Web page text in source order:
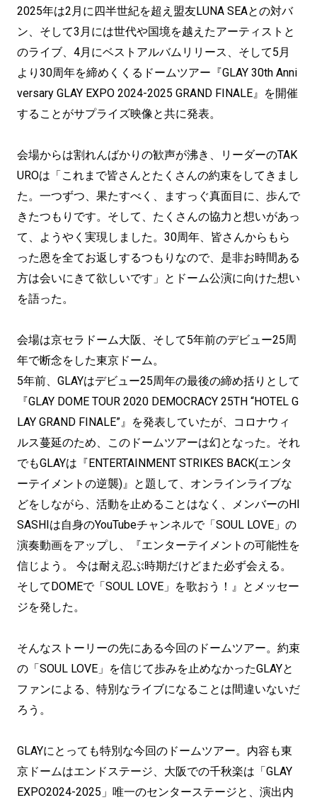
2025年は2月に四半世紀を超え盟友LUNA SEAとの対バ
ン、そして3月には世代や国境を越えたアーティストと
のライブ、4月にベストアルバムリリース、そして5月
より30周年を締めくくるドームツアー『GLAY 30th Anni
versary GLAY EXPO 2024-2025 GRAND FINALE』を開催
することがサプライズ映像と共に発表。
会場からは割れんばかりの歓声が沸き、リーダーのTAK
UROは「これまで皆さんとたくさんの約束をしてきまし
た。一つずつ、果たすべく、ますっぐ真面目に、歩んで
きたつもりです。そして、たくさんの協力と想いがあっ
て、ようやく実現しました。30周年、皆さんからもら
った恩を全てお返しするつもりなので、是非お時間ある
方は会いにきて欲しいです」とドーム公演に向けた想い
を語った。
会場は京セラドーム大阪、そして5年前のデビュー25周
年で断念をした東京ドーム。
5年前、GLAYはデビュー25周年の最後の締め括りとして
『GLAY DOME TOUR 2020 DEMOCRACY 25TH “HOTEL G
LAY GRAND FINALE”』を発表していたが、コロナウィ
ルス蔓延のため、このドームツアーは幻となった。それ
でもGLAYは『ENTERTAINMENT STRIKES BACK(エンタ
ーテイメントの逆襲)』と題して、オンラインライブな
どをしながら、活動を止めることはなく、メンバーのHI
SASHIは自身のYouTubeチャンネルで「SOUL LOVE」の
演奏動画をアップし、『エンターテイメントの可能性を
信じよう。 今は耐え忍ぶ時期だけどまた必ず会える。
そしてDOMEで「SOUL LOVE」を歌おう！』とメッセー
ジを発した。
そんなストーリーの先にある今回のドームツアー。約束
の「SOUL LOVE」を信じて歩みを止めなかったGLAYと
ファンによる、特別なライブになることは間違いないだ
ろう。
GLAYにとっても特別な今回のドームツアー。内容も東
京ドームはエンドステージ、大阪での千秋楽は「GLAY
EXPO2024-2025」唯一のセンターステージと、演出内